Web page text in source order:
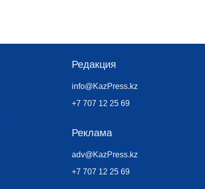
Редакция
info@KazPress.kz
+7 707 12 25 69
Реклама
adv@KazPress.kz
+7 707 12 25 69